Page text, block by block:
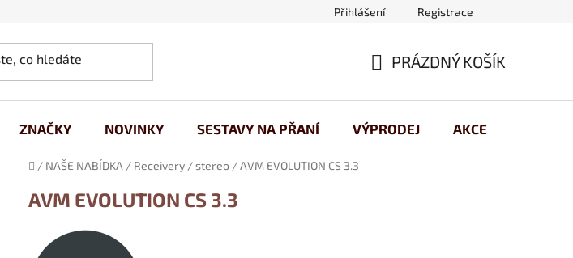
Přihlášení Registrace
KOŠÍK
PRÁZDNÝ KOŠÍK
ZNAČKY NOVINKY SESTAVY NA PŘANÍ VÝPRODEJ AKCE
Domů
/ NAŠE NABÍDKA / Receivery /stereo /AVM EVOLUTION CS 3.3
AVM EVOLUTION CS 3.3